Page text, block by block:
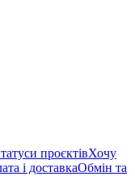
проєктівХочу
і доставкаОбмін та